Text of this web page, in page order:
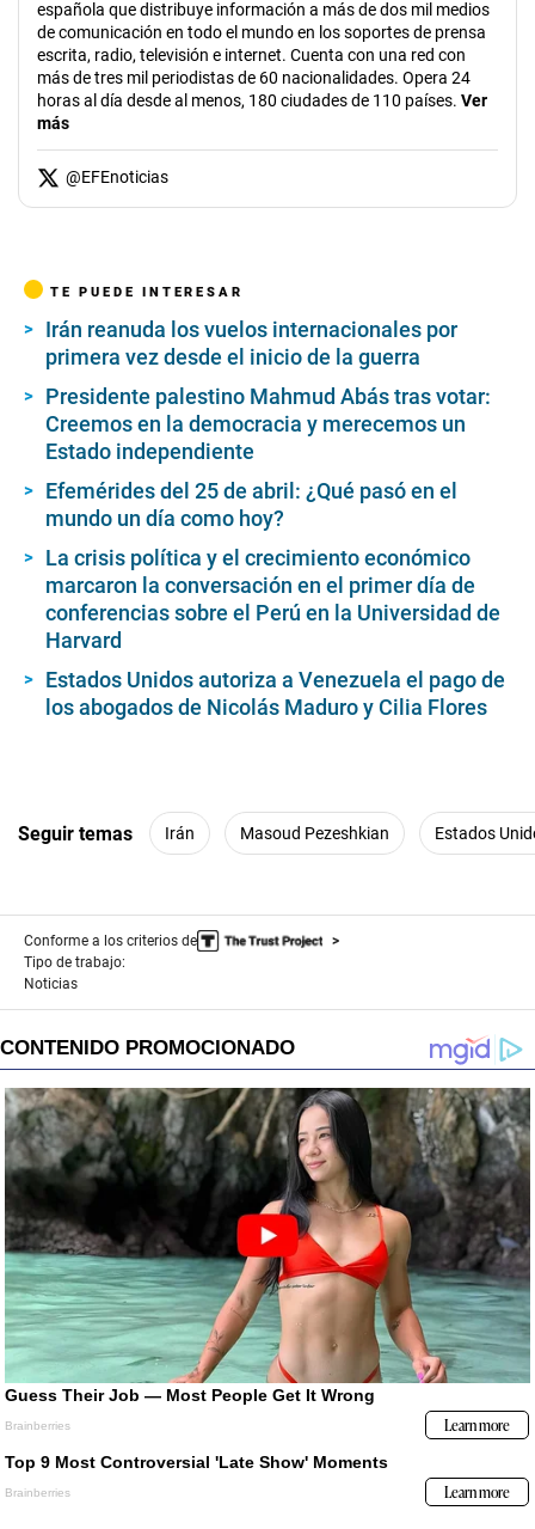
española que distribuye información a más de dos mil medios
de comunicación en todo el mundo en los soportes de prensa
escrita, radio, televisión e internet. Cuenta con una red con
más de tres mil periodistas de 60 nacionalidades. Opera 24
horas al día desde al menos, 180 ciudades de 110 países. Ver
más
@EFEnoticias
TE PUEDE INTERESAR
Irán reanuda los vuelos internacionales por
primera vez desde el inicio de la guerra
Presidente palestino Mahmud Abás tras votar:
Creemos en la democracia y merecemos un
Estado independiente
Efemérides del 25 de abril: ¿Qué pasó en el
mundo un día como hoy?
La crisis política y el crecimiento económico
marcaron la conversación en el primer día de
conferencias sobre el Perú en la Universidad de
Harvard
Estados Unidos autoriza a Venezuela el pago de
los abogados de Nicolás Maduro y Cilia Flores
Seguir temas Irán Masoud Pezeshkian Estados
Conforme a los criterios de
Tipo de trabajo:
Noticias